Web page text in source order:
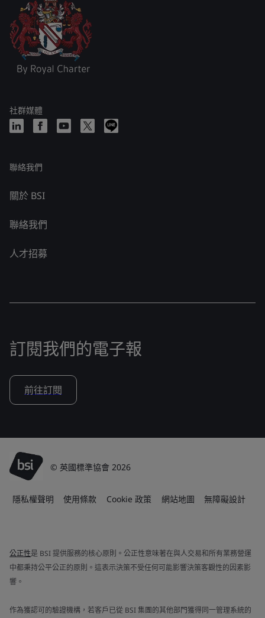
社群媒體
聯絡我們
關於 BSI
聯絡我們
人才招募
訂閱我們的電子報
前往訂閱
© 英國標準協會 2026
隱私權聲明 使用條款 Cookie 政策 網站地圖 無障礙設計
公正性是 BSI 提供服務的核心原則。公正性意味著在與人交易和所有業務營運
中都秉持公平公正的原則。這表示決策不受任何可能影響決策客觀性的因素影
響。
作為獲認可的驗證機構，若客戶已從 BSI 集團的其他部門獲得同一管理系統的